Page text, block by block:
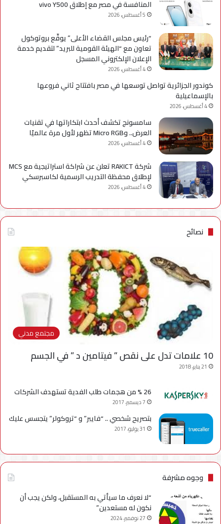
المنافسة في مصر مع إطلاق vivo Y500
5 أغسطس، 2026
“رئيس مجلس القضاء الأعلى” يوقّع بروتوكول
تعاون مع “الهيئة القومية للبريد” لتقديم خدمة
الإعلان الإلكتروني المسجل
4 أغسطس، 2026
كوندور الجزائرية تواصل توسعها في مصر بافتتاح ثاني فروعها
بالإسماعيلية
4 أغسطس، 2026
سامسونج تكشف أحدث ابتكاراتها في تقنيات
العرض.. وMicro RGB تظهر لأول مرة عالميًا
4 أغسطس، 2026
شركة RAKICT تعلن عن شراكة استراتيجية مع MCS
لإطلاق محفظة التدريب الرسمية لكاسبرسكي
4 أغسطس، 2026
نصائح
مجتمع مدني
10 علامات تدل على نقص ” فيتامين د ” في الجسم
21 يناير، 2018
26 % من هجمات طلب الفدية تستهدف الشركات
7 ديسمبر، 2017
بتصريح شخصي .. “فايبر” و “تروكولر” يتجسس عليك
31 يوليو، 2017
وجوه مشرفة
“لا نعرف ما سيأتي به المستقبل، ولكن يجب أن
نكون له مستعدين”
27 نوفمبر، 2024